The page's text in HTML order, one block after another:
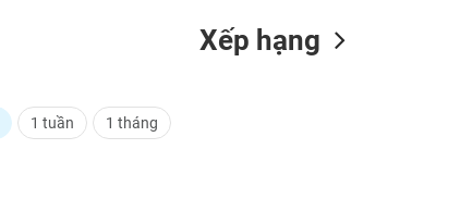
1 tuần 1 tháng
Xếp hạng